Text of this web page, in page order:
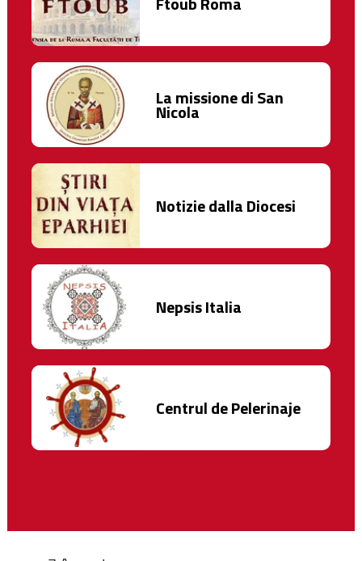
La missione di San
Nicola
Notizie dalla Diocesi
Nepsis Italia
Centrul de Pelerinaje